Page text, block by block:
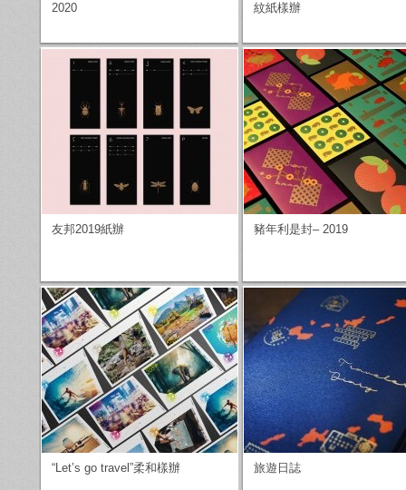
2020
紋紙樣辦
友邦2019紙辦 豬年利是封– 2019
“Let’s go travel”柔和樣辦 旅遊日誌